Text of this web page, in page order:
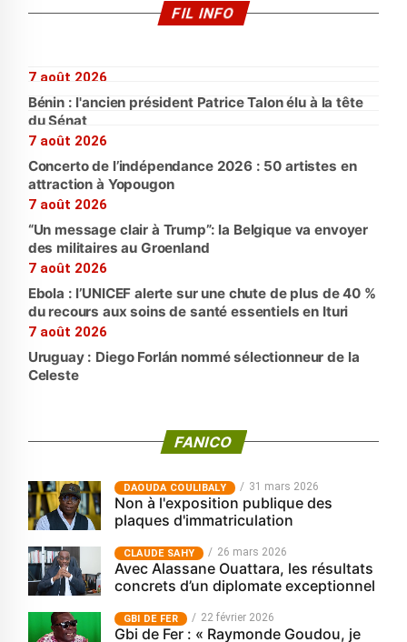
FIL INFO
7 août 2026
Bénin : l'ancien président Patrice Talon élu à la tête
du Sénat
7 août 2026
Concerto de l’indépendance 2026 : 50 artistes en
attraction à Yopougon
7 août 2026
“Un message clair à Trump”: la Belgique va envoyer
des militaires au Groenland
7 août 2026
Ebola : l’UNICEF alerte sur une chute de plus de 40 %
du recours aux soins de santé essentiels en Ituri
7 août 2026
Uruguay : Diego Forlán nommé sélectionneur de la
Celeste
FANICO
‎DAOUDA COULIBALY 31 mars 2026
Non à l'exposition publique des
plaques d'immatriculation
CLAUDE SAHY 26 mars 2026
Avec Alassane Ouattara, les résultats
concrets d’un diplomate exceptionnel
GBI DE FER 22 février 2026
Gbi de Fer : « Raymonde Goudou, je